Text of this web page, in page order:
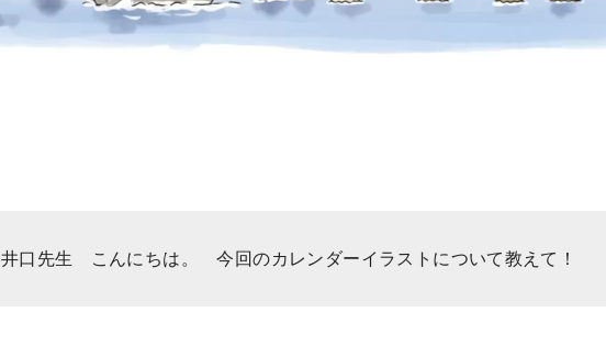
井口先生 こんにちは。 今回のカレンダーイラストについて教えて！